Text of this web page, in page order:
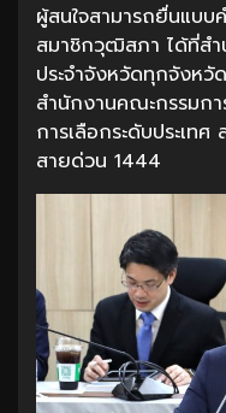
ผู้สนใจสามารถยื่นแบ
สมาชิกวุฒิสภา ได้ที่ส
ประจำจังหวัดทุกจังหวั
สำนักงานคณะกรรมก
การเลือกระดับประเท
สายด่วน 1444